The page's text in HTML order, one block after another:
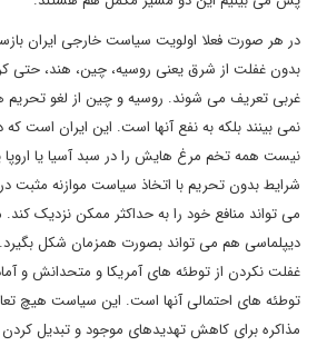
در هر صورت فعلا اولویت سیاست خارجی ایران
بدون غفلت از شرق یعنی روسیه، چین، هند، حتی
غربی تعریف می شوند. روسیه و چین از لغو تحریم ها
نمی بینند بلکه به نفع آنها است. این ایران است
نیست همه تخم مرغ هایش را در سبد آسیا یا اروپا
شرایط بدون تحریم با اتخاذ سیاست موازنه مثبت
می تواند منافع خود را به حداکثر ممکن نزدیک کند.
دیپلماسی هم می تواند بصورت همزمان شکل
غفلت نکردن از توطئه های آمریکا و متحدانش و
توطئه های احتمالی آنها است. این سیاست هیچ
مذاکره برای کاهش تهدیدهای موجود و تبدیل